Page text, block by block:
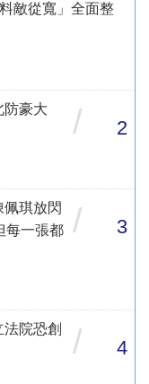
敵從寬」全面整
豪大
/ 2
琪放閃
每一張都
/ 3
院恐創
/ 4